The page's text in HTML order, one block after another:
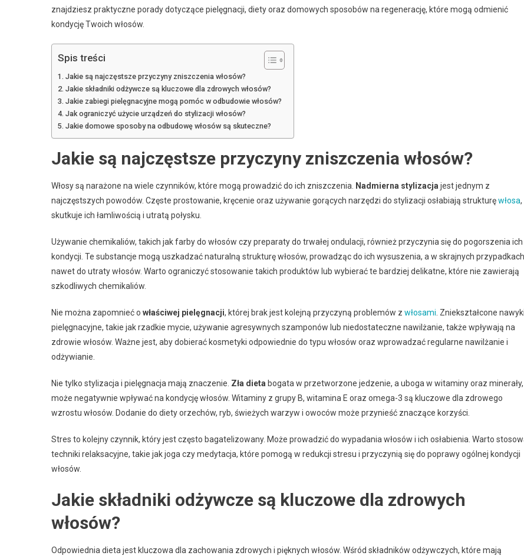
znajdziesz praktyczne porady dotyczące pielęgnacji, diety oraz domowych sposobów na regenerację, które mogą odmienić
kondycję Twoich włosów.
Spis treści
Jakie są najczęstsze przyczyny zniszczenia włosów?
Jakie składniki odżywcze są kluczowe dla zdrowych włosów?
Jakie zabiegi pielęgnacyjne mogą pomóc w odbudowie włosów?
Jak ograniczyć użycie urządzeń do stylizacji włosów?
Jakie domowe sposoby na odbudowę włosów są skuteczne?
Jakie są najczęstsze przyczyny zniszczenia włosów?
Włosy są narażone na wiele czynników, które mogą prowadzić do ich zniszczenia. Nadmierna stylizacja jest jednym z
najczęstszych powodów. Częste prostowanie, kręcenie oraz używanie gorących narzędzi do stylizacji osłabiają strukturęwłosa,
skutkuje ich łamliwością i utratą połysku.
Używanie chemikaliów, takich jak farby do włosów czy preparaty do trwałej ondulacji, również przyczynia się do pogorszenia ich
kondycji. Te substancje mogą uszkadzać naturalną strukturę włosów, prowadząc do ich wysuszenia, a w skrajnych przypadkach
nawet do utraty włosów. Warto ograniczyć stosowanie takich produktów lub wybierać te bardziej delikatne, które nie zawierają
szkodliwych chemikaliów.
Nie można zapomnieć o właściwej pielęgnacji, której brak jest kolejną przyczyną problemów z włosami . Zniekształcone nawyki
pielęgnacyjne, takie jak rzadkie mycie, używanie agresywnych szamponów lub niedostateczne nawilżanie, także wpływają na
zdrowie włosów. Ważne jest, aby dobierać kosmetyki odpowiednie do typu włosów oraz wprowadzać regularne nawilżanie i
odżywianie.
Nie tylko stylizacja i pielęgnacja mają znaczenie. Zła dieta bogata w przetworzone jedzenie, a uboga w witaminy oraz minerały,
może negatywnie wpływać na kondycję włosów. Witaminy z grupy B, witamina E oraz omega-3 są kluczowe dla zdrowego
wzrostu włosów. Dodanie do diety orzechów, ryb, świeżych warzyw i owoców może przynieść znaczące korzyści.
Stres to kolejny czynnik, który jest często bagatelizowany. Może prowadzić do wypadania włosów i ich osłabienia. Warto
techniki relaksacyjne, takie jak joga czy medytacja, które pomogą w redukcji stresu i przyczynią się do poprawy ogólnej kondycji
włosów.
Jakie składniki odżywcze są kluczowe dla zdrowych
włosów?
Odpowiednia dieta jest kluczowa dla zachowania zdrowych i pięknych włosów. Wśród składników odżywczych, które mają